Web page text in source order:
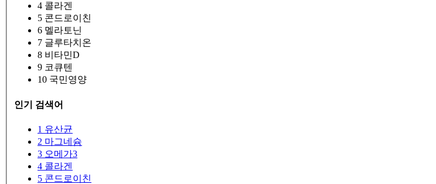
4 콜라겐
5 콘드로이친
6 멜라토닌
7 글루타치온
8 비타민D
9 코큐텐
10 국민영양
인기 검색어
1 유산균
2 마그네슘
3 오메가3
4 콜라겐
5 콘드로이친